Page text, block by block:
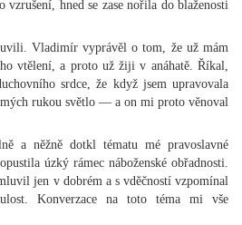
vzrušení, hned se zase nořila do blaženosti
Vladimír vyprávěl o tom, že už mám
vtělení, a proto už žiji v anáhatě. Říkal,
srdce, že když jsem upravovala
rukou světlo — a on mi proto věnoval
a něžně dotkl tématu mé pravoslavné
úzký rámec náboženské obřadnosti.
jen v dobrém a s vděčností vzpomínal
Konverzace na toto téma mi vše